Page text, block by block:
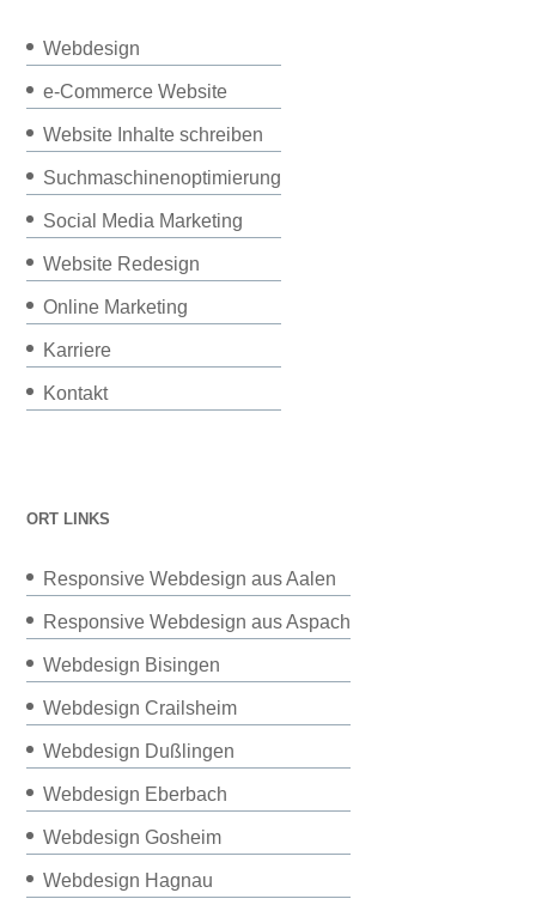
Webdesign
e-Commerce Website
Website Inhalte schreiben
Suchmaschinenoptimierung
Social Media Marketing
Website Redesign
Online Marketing
Karriere
Kontakt
ORT LINKS
Responsive Webdesign aus Aalen
Responsive Webdesign aus Aspach
Webdesign Bisingen
Webdesign Crailsheim
Webdesign Dußlingen
Webdesign Eberbach
Webdesign Gosheim
Webdesign Hagnau